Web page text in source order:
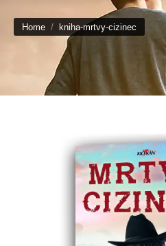
You are here:
Home kniha-mrtvy-cizinec